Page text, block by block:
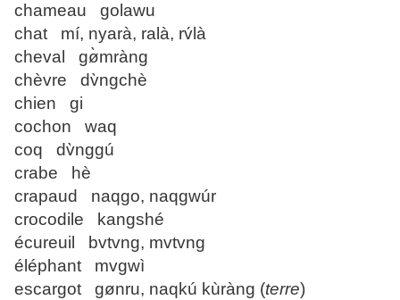
chameau golawu
chat mí, nyarà, ralà, rv́là
cheval gø̀mràng
chèvre dv̀ngchè
chien gi
cochon waq
coq dv̀nggú
crabe hè
crapaud naqgo, naqgwúr
crocodile kangshé
écureuil bvtvng, mvtvng
éléphant mvgwì
escargot gønru, naqkú kùràng (terre)